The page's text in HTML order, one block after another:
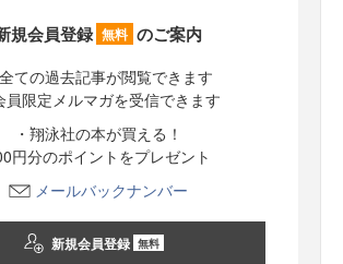
規会員登録 無料 のご案内
全ての過去記事が閲覧できます
員限定メルマガを受信できます
・翔泳社の本が買える！
円分のポイントをプレゼント
メールバックナンバー
新規会員登録 無料